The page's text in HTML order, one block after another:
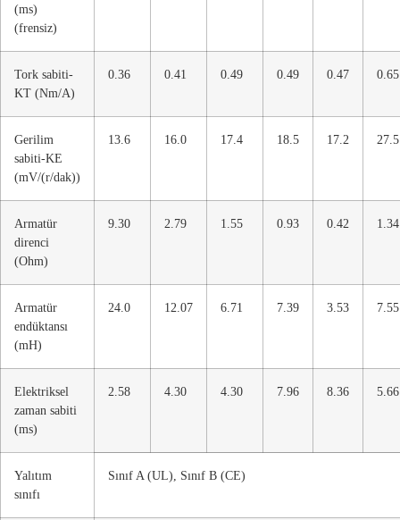
(ms)
(frensiz)
Tork sabiti-
KT (Nm/A)
0.36 0.41 0.49 0.49 0.47 0.65
Gerilim
sabiti-KE
(mV/(r/dak))
13.6 16.0 17.4 18.5 17.2 27.5
Armatür
direnci
(Ohm)
9.30 2.79 1.55 0.93 0.42 1.34
Armatür
endüktansı
(mH)
24.0 12.07 6.71 7.39 3.53 7.55
Elektriksel
zaman sabiti
(ms)
2.58 4.30 4.30 7.96 8.36 5.66
Yalıtım
sınıfı
Sınıf A (UL), Sınıf B (CE)